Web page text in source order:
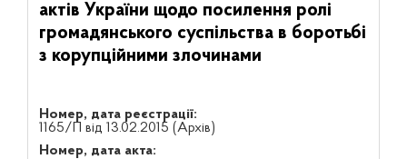
актів України щодо посилення ролі
громадянського суспільства в боротьбі
з корупційними злочинами
Номер, дата реєстрації:
1165/П від 13.02.2015 (Архів)
Номер, дата акта: